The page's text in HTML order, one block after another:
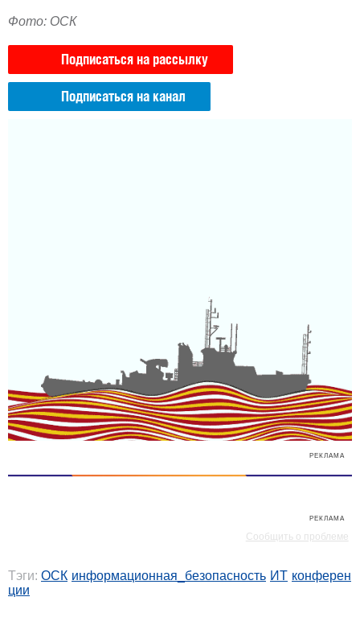
Фото: ОСК
Подписаться на рассылку
Подписаться на канал
РЕКЛАМА
РЕКЛАМА
Сообщить о проблеме
Тэги: ОСК информационная_безопасность ИТ конферен
ции